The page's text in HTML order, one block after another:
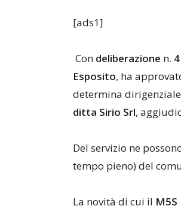
[ads1]
Con deliberazione n. 4
Esposito, ha
determina
ditta Sirio Srl,
Del servizio ne
tempo pieno) del
La novità di cui il M5S